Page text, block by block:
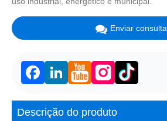
Enviar consulta
FacebookLinkedIn
Descrição do produto